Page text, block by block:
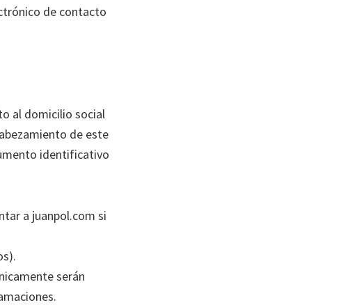
de contacto
al domicilio social
de este
identificativo
a juanpol.com si
serán